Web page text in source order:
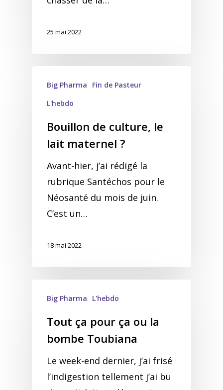
25 mai 2022
Big Pharma
Fin de Pasteur
L'hebdo
Bouillon de culture, le
lait maternel ?
Avant-hier, j’ai rédigé la
rubrique Santéchos pour le
Néosanté du mois de juin.
C’est un…
18 mai 2022
Big Pharma L'hebdo
Tout ça pour ça ou la
bombe Toubiana
Le week-end dernier, j’ai frisé
l’indigestion tellement j’ai bu